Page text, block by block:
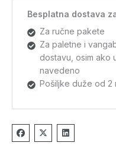
Besplatna dostava
Za ručne pakete
Za paletne i
dostavu, osim ako
navedeno
Pošiljke duže od 2